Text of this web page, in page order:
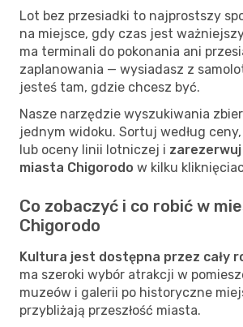
Lot bez przesiadki to najprostszy
na miejsce, gdy czas jest
ma terminali do pokonania ani
zaplanowania — wysiadasz z
jesteś tam, gdzie chcesz być.
Nasze narzędzie wyszukiwania
jednym widoku. Sortuj według
lub oceny linii lotniczej i
miasta Chigorodo w kilku
Co zobaczyć i co robić w
Chigorodo
Kultura jest dostępna przez cały
ma szeroki wybór atrakcji w
muzeów i galerii po historyczne
przybliżają przeszłość miasta.